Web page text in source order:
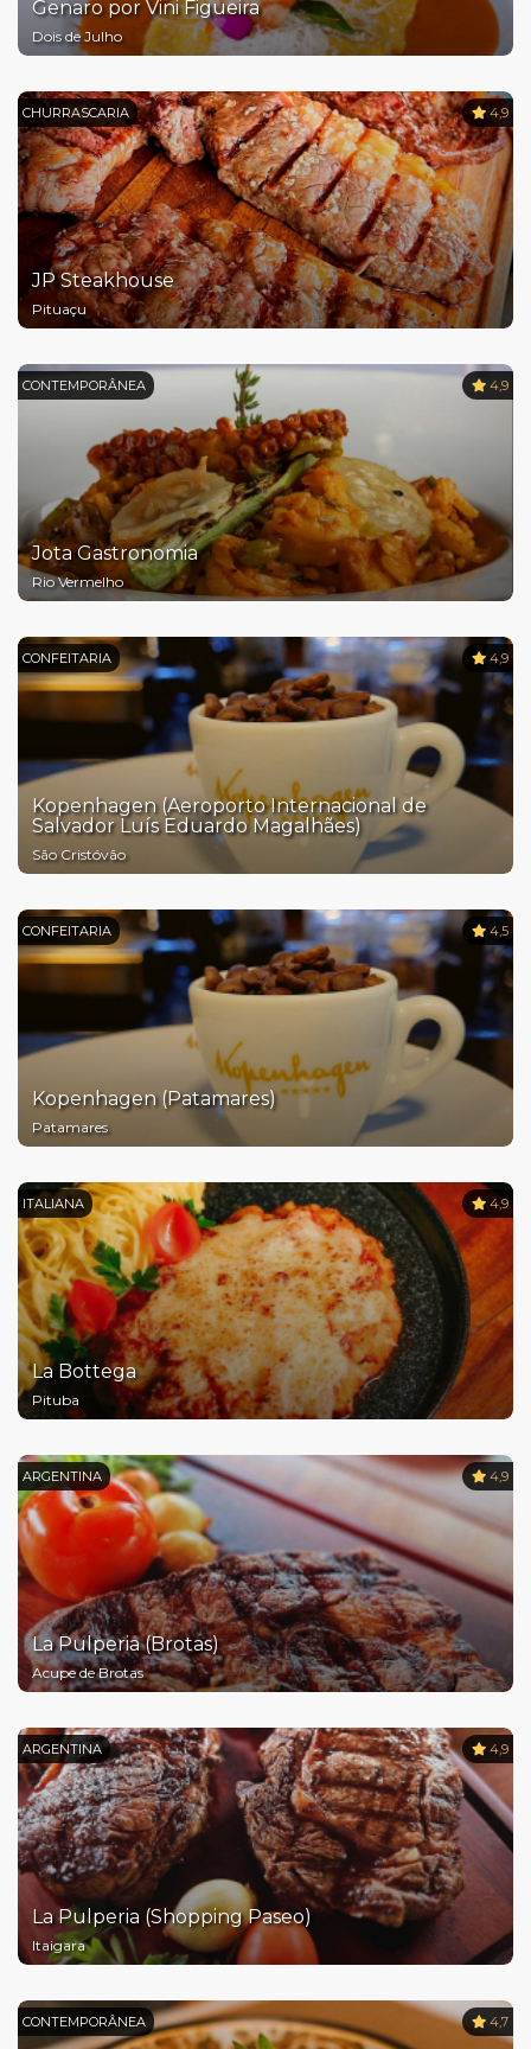
Genaro por Vini Figueira
Dois de Julho
CHURRASCARIA 4,9
JP Steakhouse
Pituaçu
CONTEMPORÂNEA 4,9
Jota Gastronomia
Rio Vermelho
CONFEITARIA 4,9
Kopenhagen (Aeroporto Internacional de
Salvador Luís Eduardo Magalhães)
São Cristóvão
CONFEITARIA 4,5
Kopenhagen (Patamares)
Patamares
ITALIANA 4,9
La Bottega
Pituba
ARGENTINA 4,9
La Pulperia (Brotas)
Acupe de Brotas
ARGENTINA 4,9
La Pulperia (Shopping Paseo)
Itaigara
CONTEMPORÂNEA 4,7